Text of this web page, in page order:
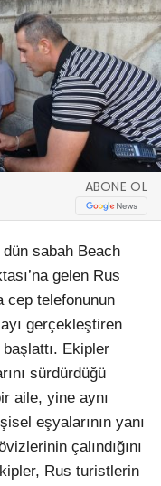
ABONE OL
dün sabah Beach
gelen Rus
cep telefonunun
gerçekleştiren
başlattı. Ekipler
sürdürdüğü
aile, yine aynı
eşyalarının yanı
çalındığını
Rus turistlerin